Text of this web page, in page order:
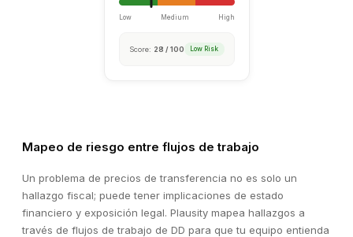
prior periods. €2.8M in revenue was recognised in the final
Review Finding View Source
Mapeo de riesgo entre flujos de trabajo
Un problema de precios de transferencia no es solo un
hallazgo fiscal; puede tener implicaciones de estado
financiero y exposición legal. Plausity mapea hallazgos a
través de flujos de trabajo de DD para que tu equipo entienda